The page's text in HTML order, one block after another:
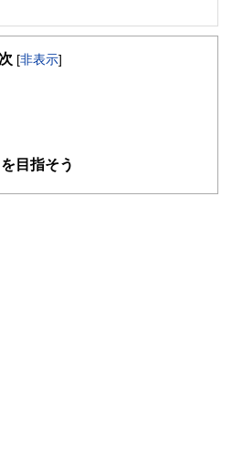
は、金融、経済に関する記事を、日々
解できるようわかりやすく発信していま
や暮らし」に関する書籍・雑誌の編集経
画立案から記事掲載まですべての工程に
目線のコンテンツを追求しています。
[非表示]
目指そう